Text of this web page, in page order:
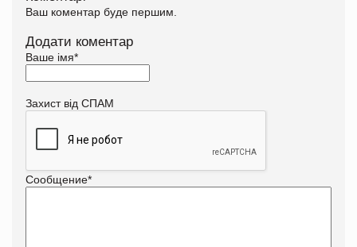
Ваш коментар буде першим.
Додати коментар
Ваше імя*
Захист від СПАМ
Сообщение*